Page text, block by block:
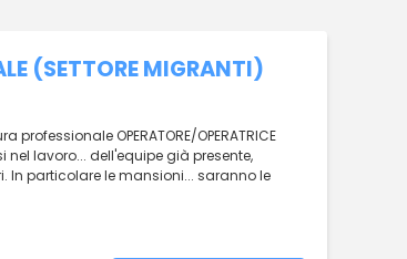
(SETTORE MIGRANTI)
OPERATORE/OPERATRICE
nel lavoro... dell'equipe già presente,
In particolare le mansioni... saranno le